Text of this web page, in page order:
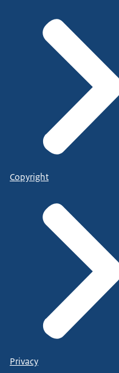
Copyright
Privacy